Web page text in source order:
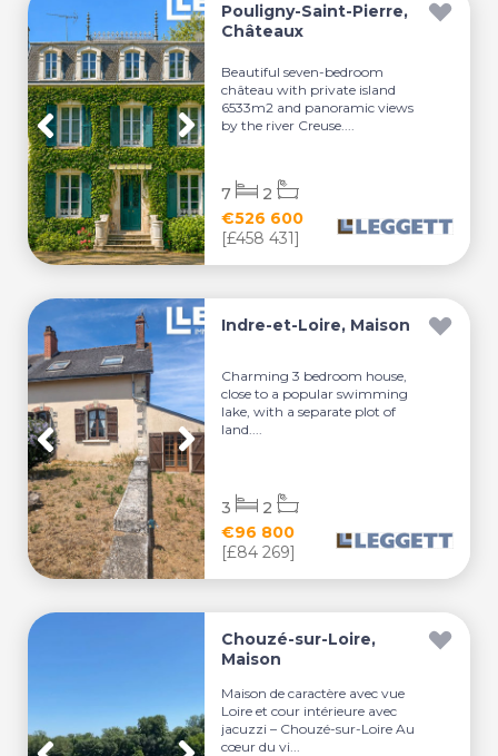
Pouligny-Saint-Pierre,
Châteaux
Beautiful seven-bedroom
château with private island
6533m2 and panoramic views
by the river Creuse....
€526 600
[£458 431]
7 2
Indre-et-Loire, Maison
Charming 3 bedroom house,
close to a popular swimming
lake, with a separate plot of
land....
€96 800
[£84 269]
3 2
Chouzé-sur-Loire,
Maison
Maison de caractère avec vue
Loire et cour intérieure avec
jacuzzi – Chouzé-sur-Loire Au
cœur du vi...